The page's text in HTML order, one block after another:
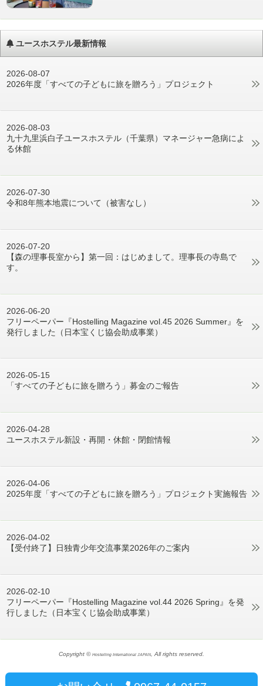
ユースホステル最新情報
2026-08-07
2026年度「すべての子どもに旅を贈ろう」プロジェクト
2026-08-03
九十九里浜白子ユースホステル（千葉県）マネージャー急病によ
る休館
2026-07-30
令和8年熊本地震について（被害なし）
2026-07-20
【森の理事長室から】第一回：はじめまして。理事長の寺島で
す。
2026-06-20
フリーペーパー『Hostelling Magazine vol.45 2026 Summer』を
発行しました（日本宝くじ協会助成事業）
2026-05-15
「すべての子どもに旅を贈ろう」募金のご報告
2026-04-28
ユースホステル新設・再開・休館・閉館情報
2026-04-06
2025年度「すべての子どもに旅を贈ろう」プロジェクト実施報告
2026-04-02
【受付終了】日独青少年交流事業2026年のご案内
2026-02-10
フリーペーパー『Hostelling Magazine vol.44 2026 Spring』を発
行しました（日本宝くじ協会助成事業）
Copyright © Hostelling International JAPAN , All rights reserved.